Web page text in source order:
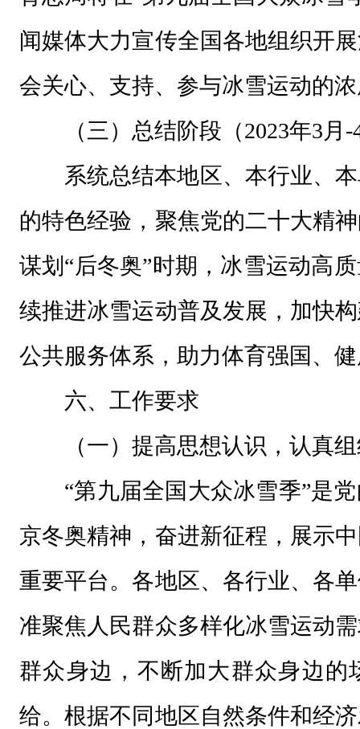
闻媒体大力宣传全国各地组织开
会关心、支持、参与冰雪运动的
（三）总结阶段（2023年3月
系统总结本地区、本行业、
的特色经验，聚焦党的二十大精
谋划“后冬奥”时期，冰雪运动高
续推进冰雪运动普及发展，加快
公共服务体系，助力体育强国、
六、工作要求
（一）提高思想认识，认真
“第九届全国大众冰雪季”是
京冬奥精神，奋进新征程，展示
重要平台。各地区、各行业、各
准聚焦人民群众多样化冰雪运动
群众身边，不断加大群众身边的
给。根据不同地区自然条件和经